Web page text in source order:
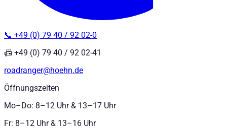
📞 +49 (0) 79 40 / 92 02-0
📠 +49 (0) 79 40 / 92 02-41
roadranger@hoehn.de
Öffnungszeiten
Mo–Do: 8–12 Uhr & 13–17 Uhr
Fr: 8–12 Uhr & 13–16 Uhr